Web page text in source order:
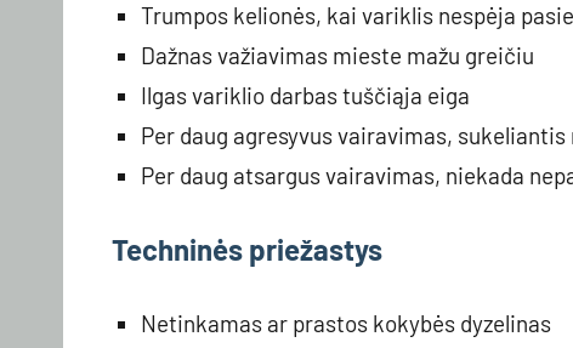
Trumpos kelionės, kai variklis nespėja
Dažnas važiavimas mieste mažu greičiu
Ilgas variklio darbas tuščiąja eiga
Per daug agresyvus vairavimas,
Per daug atsargus vairavimas, niekada
Techninės priežastys
Netinkamas ar prastos kokybės dyzelinas